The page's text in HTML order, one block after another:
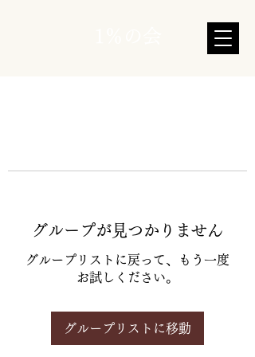
グループが見つかりません
グループリストに戻って、もう一度
お試しください。
グループリストに移動